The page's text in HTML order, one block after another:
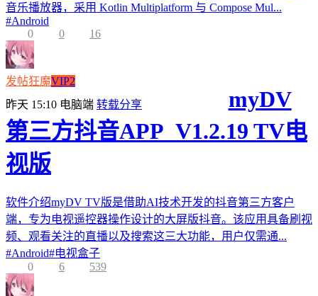
音乐播放器，采用 Kotlin Multiplatform 与 Compose Mul...
#Android
0
0 16
发帖狂魔VIP2
昨天 15:10 电脑端 转载分享
myDV
第三方抖音APP_V1.2.19 TV电
视版
软件介绍myDV TV版是借助AI技术开发的抖音第三方客户
端，专为电视遥控器操作设计的大屏版抖音。该应用具备刷视
频、观看关注的直播以及搜索这三大功能，用户仅需通...
#Android#电视盒子
0
6 539